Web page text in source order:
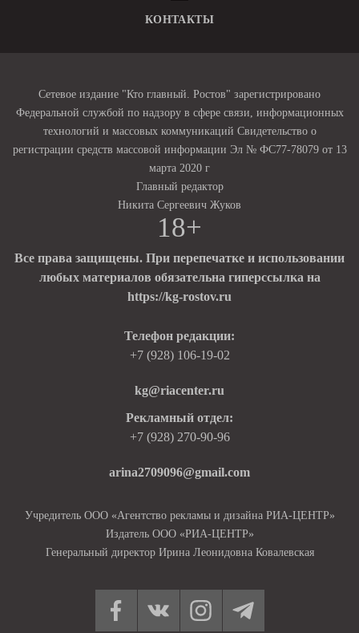
КОНТАКТЫ
Сетевое издание "Кто главный. Ростов" зарегистрировано
Федеральной службой по надзору в сфере связи, информационных
технологий и массовых коммуникаций Свидетельство о
регистрации средств массовой информации Эл № ФС77-78079 от 13
марта 2020 г
Главный редактор
Никита Сергеевич Жуков
18+
Все права защищены. При перепечатке и использовании
любых материалов обязательна гиперссылка на
https://kg-rostov.ru
Телефон редакции:
+7 (928) 106-19-02
kg@riacenter.ru
Рекламный отдел:
+7 (928) 270-90-96
arina2709096@gmail.com
Учредитель ООО «Агентство рекламы и дизайна РИА-ЦЕНТР»
Издатель ООО «РИА-ЦЕНТР»
Генеральный директор Ирина Леонидовна Ковалевская